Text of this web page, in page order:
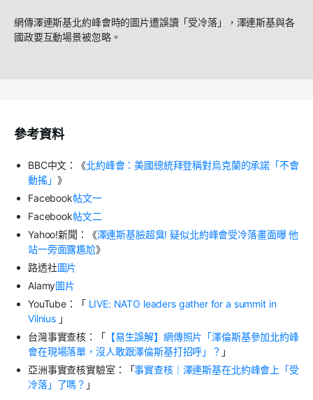
網傳澤連斯基北約峰會時的圖片遭誤讀「受冷落」，澤連斯基與各
國政要互動場景被忽略。
參考資料
BBC中文：《北約峰會：美國總統拜登稱對烏克蘭的承諾「不會
動搖」 》
Facebook帖文一
Facebook帖文二
Yahoo!新聞：《澤連斯基臉超臭!疑似北約峰會受冷落畫面曝 他
站一旁面露尷尬》
路透社圖片
Alamy圖片
YouTube：「 LIVE: NATO leaders gather for a summit in
Vilnius 」
台灣事實查核：「【易生誤解】網傳照片「澤倫斯基參加北約峰
會在現場落單，沒人敢跟澤倫斯基打招呼」？ 」
亞洲事實查核實驗室：「事實查核｜澤連斯基在北約峰會上「受
冷落」了嗎？ 」